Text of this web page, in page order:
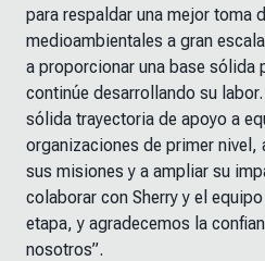
para respaldar una mejor toma
medioambientales a gran
a proporcionar una base sólida
continúe desarrollando su
sólida trayectoria de apoyo a
organizaciones de primer nivel,
sus misiones y a ampliar su
colaborar con Sherry y el
etapa, y agradecemos la
nosotros”.